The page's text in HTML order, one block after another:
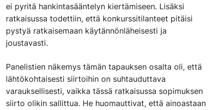
ei pyritä hankintasääntelyn kiertämiseen. Lisäksi
ratkaisussa todettiin, että konkurssitilanteet pitäisi
pystyä ratkaisemaan käytännönläheisesti ja
joustavasti.
Panelistien näkemys tämän tapauksen osalta oli, että
lähtökohtaisesti siirtoihin on suhtauduttava
varauksellisesti, vaikka tässä ratkaisussa sopimuksen
siirto olikin sallittua. He huomauttivat, että ainoastaan